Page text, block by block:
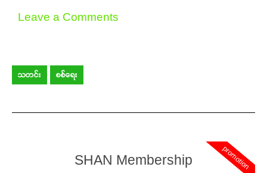
Leave a Comments
သတင်း စစ်ရေး
promotion
SHAN Membership